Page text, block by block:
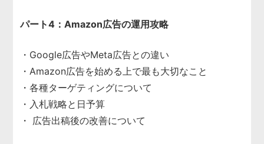
パート4：Amazon広告の運用攻略
・Google広告やMeta広告との違い
・Amazon広告を始める上で最も大切なこと
・各種ターゲティングについて
・入札戦略と日予算
・ 広告出稿後の改善について